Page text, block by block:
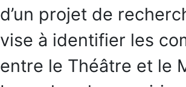
d’un projet de
vise à identifier les
entre le Théâtre et le